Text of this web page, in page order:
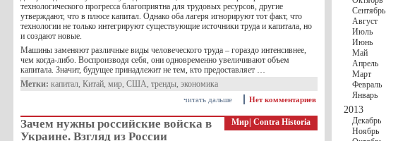
технологического прогресса благоприятна для трудовых ресурсов, другие
утверждают, что в плюсе капитал. Однако оба лагеря игнорируют тот факт, что
технологии не только интегрируют существующие источники труда и капитала, но
и создают новые.
Машины заменяют различные виды человеческого труда – гораздо интенсивнее,
чем когда-либо. Воспроизводя себя, они одновременно увеличивают объем
капитала. Значит, будущее принадлежит не тем, кто предоставляет …
Метки: капитал, Китай, мир, США, тренды, экономика
Нет комментариев
читать дальше
Мир Contra Historia
Зачем нужны российские войска в
Украине. Взгляд из России
Сентябрь
Август
Июль
Июнь
Май
Апрель
Март
Февраль
Январь
2013
Декабрь
Ноябрь